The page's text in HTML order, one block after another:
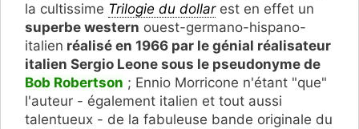
la cultissime Trilogie du dollarest en effet un
superbe western ouest-germano-hispano-
italien réalisé en 1966 par le génial réalisateur
italien Sergio Leone sous le pseudonyme de
Bob Robertson ; Ennio Morricone n'étant "que"
l'auteur - également italien et tout aussi
talentueux - de la fabuleuse bande originale du